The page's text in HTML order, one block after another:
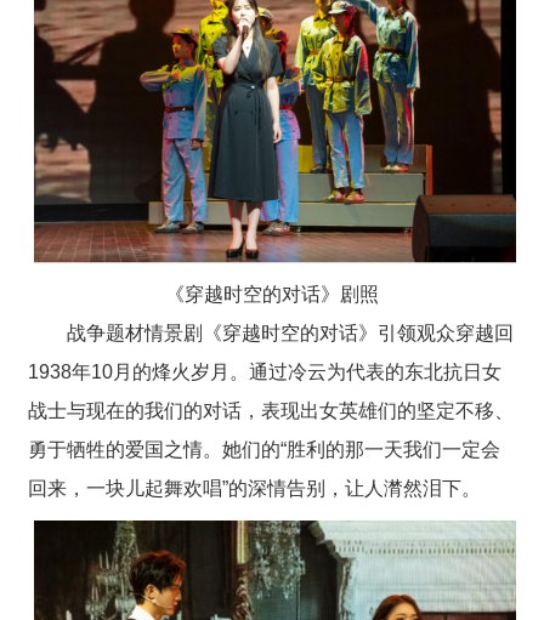
《穿越时空的对话》剧照
战争题材情景剧《穿越时空的对话》引领观众穿越回
1938年10月的烽火岁月 。 通过冷云为代表的东北抗日女
战士与现在的我们的对话，表现出女英雄们的坚定不移、
勇于牺牲的爱国之情。 她们的“胜利的那一天我们一定会
回来，一块儿起舞欢唱”的深情告别，让人潸然泪下。